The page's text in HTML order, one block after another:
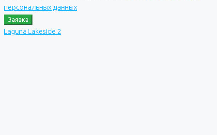
персональных данных
Заявка
Laguna Lakeside 2